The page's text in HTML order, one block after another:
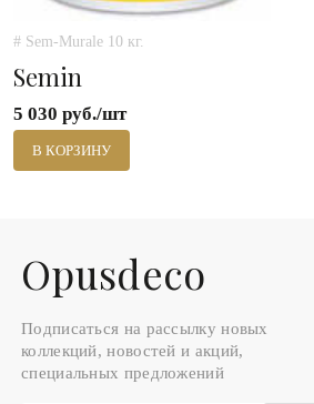
# Sem-Murale 10 кг.
Semin
5 030 руб./шт
В КОРЗИНУ
Оpusdeco
Подписаться на рассылку новых
коллекций, новостей и акций,
специальных предложений